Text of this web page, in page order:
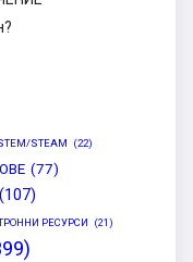
STEAM (22)
(77)
(107)
РЕСУРСИ (21)